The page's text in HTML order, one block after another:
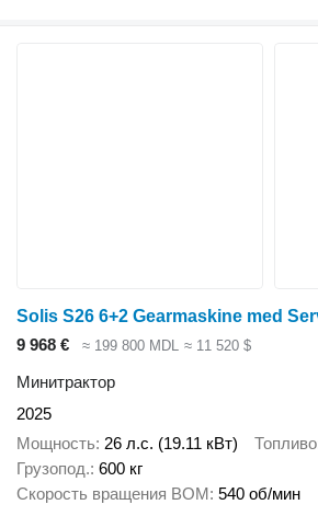
9 968 € ≈ 199 800 MDL ≈ 11 520 $
Минитрактор
2025
Мощность 26 л.с. (19.11 кВт) Топливо
Грузопод. 600 кг
Скорость вращения ВОМ 540 об/мин